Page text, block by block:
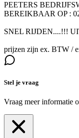
PEETERS
BEREIKBAAR OP :
SNEL RIJDEN....!!!
prijzen zijn ex. BTW /
Stel je vraag
Vraag meer informatie